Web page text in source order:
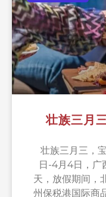
壮族三月
壮族三月三，
日-4月4日，广
天，放假期间，
州保税港国际商